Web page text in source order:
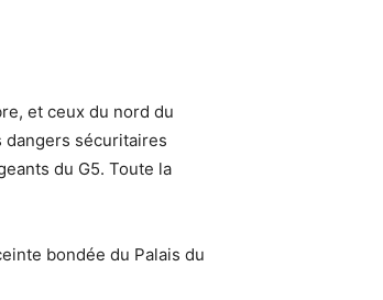
et ceux du nord du
dangers sécuritaires
du G5. Toute la
bondée du Palais du